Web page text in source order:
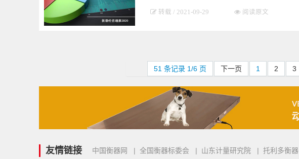
转载 / 2021-09-29 阅读原文
51 条记录 1/6 页 下一页 1 2 3
友情链接 中国衡器网 | 全国衡器标委会 | 山东计量研究院 | 托利多衡器